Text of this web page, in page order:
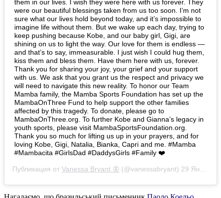
them in our lives. I wish they were here with us forever. They
were our beautiful blessings taken from us too soon. I’m not
sure what our lives hold beyond today, and it’s impossible to
imagine life without them. But we wake up each day, trying to
keep pushing because Kobe, and our baby girl, Gigi, are
shining on us to light the way. Our love for them is endless —
and that’s to say, immeasurable. I just wish I could hug them,
kiss them and bless them. Have them here with us, forever.
Thank you for sharing your joy, your grief and your support
with us. We ask that you grant us the respect and privacy we
will need to navigate this new reality. To honor our Team
Mamba family, the Mamba Sports Foundation has set up the
MambaOnThree Fund to help support the other families
affected by this tragedy. To donate, please go to
MambaOnThree.org. To further Kobe and Gianna’s legacy in
youth sports, please visit MambaSportsFoundation.org.
Thank you so much for lifting us up in your prayers, and for
loving Kobe, Gigi, Natalia, Bianka, Capri and me. #Mamba
#Mambacita #GirlsDad #DaddysGirls #Family ❤️
Публикация от Vanessa Bryant 🦋 (@vanessabryant) 29 Янв 2020 в 4:59 PST